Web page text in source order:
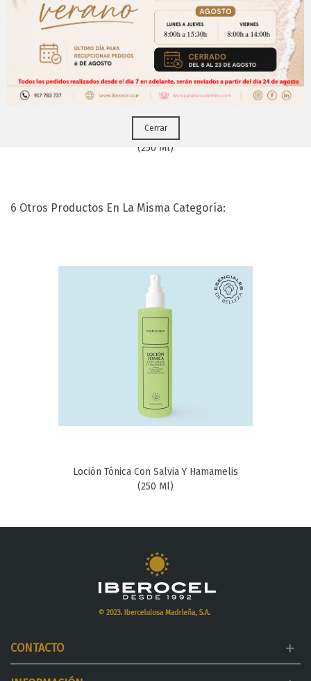
Loción Tónica Con Salvia Y Hamamelis
(250 Ml)
6 Otros Productos En La Misma Categoría:
Loción Tónica Con Salvia Y Hamamelis
(250 Ml)
CONTACTO
Aviso Importante
¡Regístrate para acceder a los precios y realizar
tus pedidos online.!
Puedes hacerlo desdeAqui!
CERRAR
Cerrar